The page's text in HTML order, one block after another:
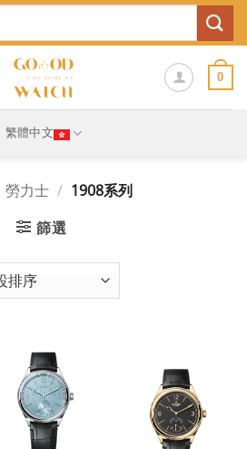
0
繁體中文
勞力士 / 1908系列
篩選